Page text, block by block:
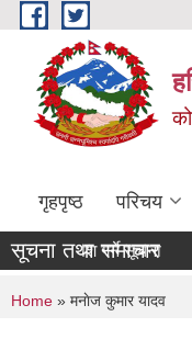
Skip to main content
गृहपृष्ठ परिचय
सूचना तथा समाचार
रेट पेश गर्ने सूचना
You are here
Home » मनाेज कुमार यादव